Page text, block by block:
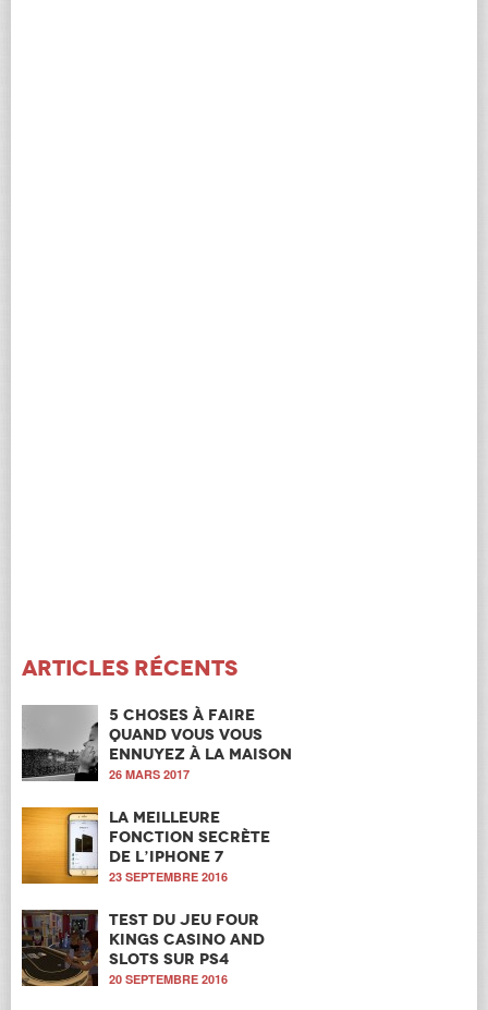
Articles récents
5 choses à faire
quand vous vous
ennuyez à la maison
26 MARS 2017
La meilleure
fonction secrète
de l’iPhone 7
23 SEPTEMBRE 2016
Test du jeu Four
Kings Casino and
Slots sur PS4
20 SEPTEMBRE 2016